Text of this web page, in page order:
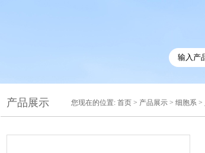
产品展示 您现在的位置: 首页 > 产品展示 > 细胞系 >